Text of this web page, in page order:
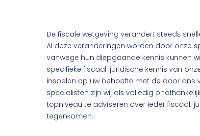
De fiscale wetgeving verandert steeds
Al deze veranderingen worden door onze
vanwege hun diepgaande kennis kunnen
specifieke fiscaal-juridische kennis van
inspelen op uw behoefte met de door ons
specialisten zijn wij als volledig
topniveau te adviseren over ieder fiscaal-
tegenkomen.